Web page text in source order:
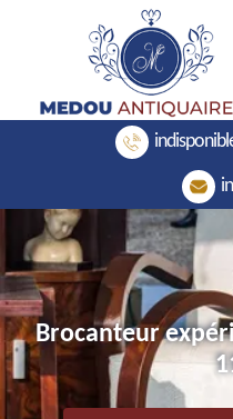
Brocanteur